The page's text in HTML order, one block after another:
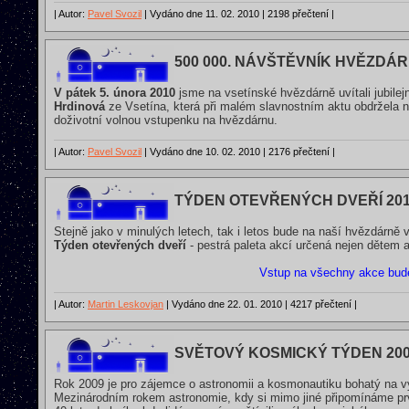
| Autor: Pavel Svozil | Vydáno dne 11. 02. 2010 | 2198 přečtení |
500 000. NÁVŠTĚVNÍK
V pátek 5. února 2010 jsme na vsetínské hvězdárně uvítali
Hrdinováze Vsetína, která při malém slavnostním aktu obdržela
doživotní volnou vstupenku na hvězdárnu.
| Autor: Pavel Svozil | Vydáno dne 10. 02. 2010 | 2176 přečtení |
TÝDEN OTEVŘENÝCH DVEŘÍ
Stejně jako v minulých letech, tak i letos bude na naší hvězdárně
Týden otevřených dveří - pestrá paleta akcí určená nejen dětem
Vstup na všechny akce
| Autor: Martin Leskovjan | Vydáno dne 22. 01. 2010 | 4217 přečtení |
SVĚTOVÝ KOSMICKÝ TÝDEN
Rok 2009 je pro zájemce o astronomii a kosmonautiku bohatý
Mezinárodním rokem astronomie, kdy si mimo jiné připomínáme